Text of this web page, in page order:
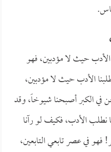
الأدب حيث لا مؤدبين، فهو
الأدب حيث لا مؤدبين،
في الكبر أصبحنا شيوخاً، وقد
الأدب، فكيف لو رآنا
فهو في عصر تابعي التابعين،